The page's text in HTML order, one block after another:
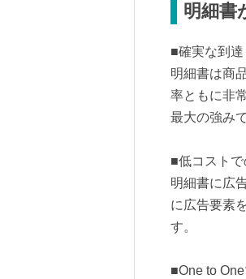
明細書
■確実な到
明細書は商
率ともに非
最大の強みで
■低コスト
明細書に広
に広告要素
す。
■One to